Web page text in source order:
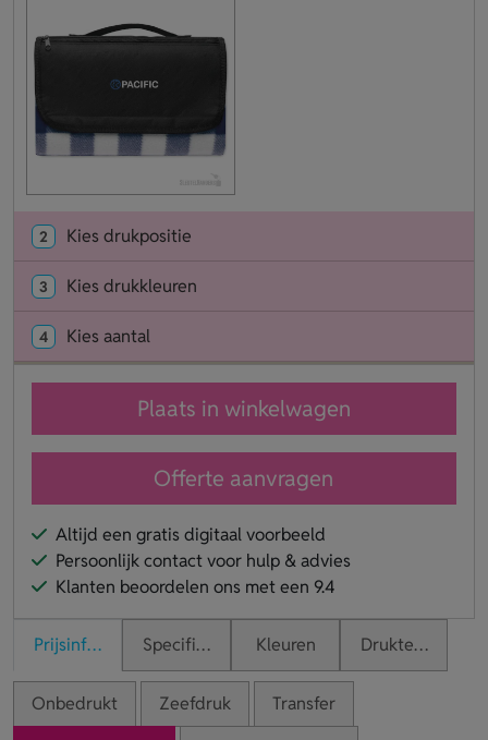
2 Kies drukpositie
3 Kies drukkleuren
4 Kies aantal
Plaats in winkelwagen
Offerte aanvragen
Altijd een gratis digitaal voorbeeld
Persoonlijk contact voor hulp & advies
Klanten beoordelen ons met een 9.4
PrijsinformatieSpecificaties Kleuren Druktechnieken
Onbedrukt Zeefdruk
Transfer